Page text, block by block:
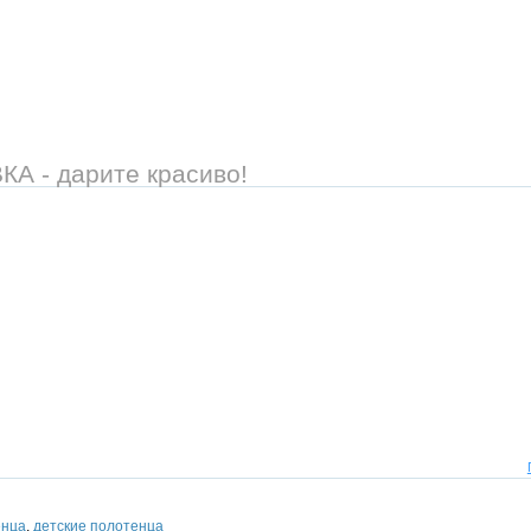
- дарите красиво!
, детские полотенца